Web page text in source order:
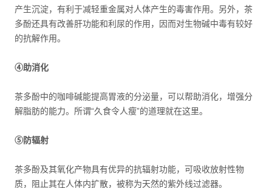
产生沉淀，有利于减轻重金属对人体产生的毒害作用。另外，茶
多酚还具有改善肝功能和利尿的作用，因而对生物碱中毒有较好
的抗解作用。
④助消化
茶多酚中的咖啡碱能提高胃液的分泌量，可以帮助消化，增强分
解脂肪的能力。所谓“久食令人瘦”的道理就在这里。
⑤防辐射
茶多酚及其氧化产物具有优异的抗辐射功能，可吸收放射性物
质，阻止其在人体内扩散，被称为天然的紫外线过滤器。